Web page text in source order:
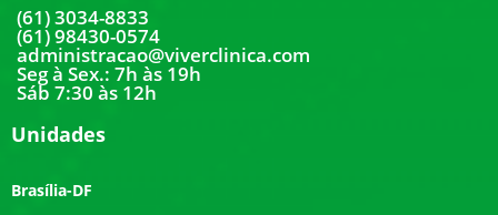
(61) 3034-8833
(61) 98430-0574
administracao@viverclinica.com
Seg à Sex.: 7h às 19h
Sáb 7:30 às 12h
Unidades
Brasília-DF